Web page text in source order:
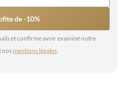
de -10%
et confirme avoir examiné notre
nosmentions légales.